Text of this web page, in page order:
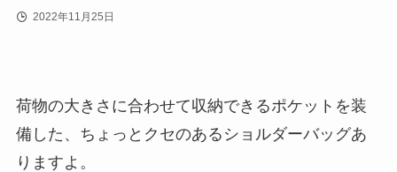
2022年11月25日
荷物の大きさに合わせて収納できるポケットを装
備した、ちょっとクセのあるショルダーバッグあ
りますよ。